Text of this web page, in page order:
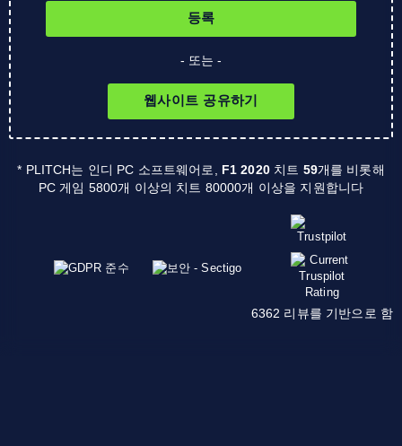
등록
- 또는 -
웹사이트 공유하기
* PLITCH는 인디 PC 소프트웨어로, F1 2020치트 59개를 비롯해
PC 게임 5800개 이상의 치트 80000개 이상을 지원합니다
6362 리뷰를 기반으로 함